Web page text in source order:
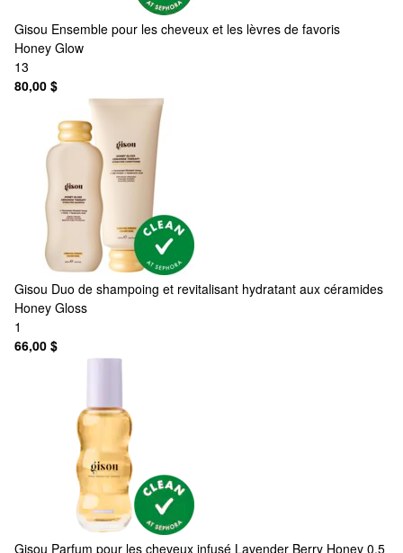
Gisou Ensemble pour les cheveux et les lèvres de favoris
Honey Glow
13
80,00 $
Gisou Duo de shampoing et revitalisant hydratant aux céramides
Honey Gloss
1
66,00 $
Gisou Parfum pour les cheveux infusé Lavender Berry Honey 0.5